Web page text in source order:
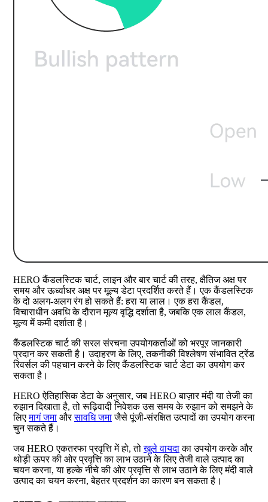
HERO कैंडलस्टिक चार्ट, लाइन और बार चार्ट की तरह, क्षैतिज अक्ष पर
समय और ऊर्ध्वाधर अक्ष पर मूल्य डेटा प्रदर्शित करते हैं। एक कैंडलस्टिक
के दो अलग-अलग रंग हो सकते हैं: हरा या लाल। एक हरा कैंडल,
विचाराधीन अवधि के दौरान मूल्य वृद्धि दर्शाता है, जबकि एक लाल कैंडल,
मूल्य में कमी दर्शाता है।
कैंडलस्टिक चार्ट की सरल संरचना उपयोगकर्ताओं को भरपूर जानकारी
प्रदान कर सकती है। उदाहरण के लिए, तकनीकी विश्लेषण संभावित ट्रेंड
रिवर्सल की पहचान करने के लिए कैंडलस्टिक चार्ट डेटा का उपयोग कर
सकता है।
HERO ऐतिहासिक डेटा के अनुसार, जब HERO बाज़ार मंदी या तेजी का
रुझान दिखाता है, तो रूढ़िवादी निवेशक उस समय के रुझान को समझने के
लिएमागं जमा औरसावधि जमाजैसे पूंजी-संरक्षित उत्पादों का उपयोग करना
चुन सकते हैं।
जब HERO एकतरफा प्रवृत्ति में हो, तोखुले वायदाका उपयोग करके और
थोड़ी ऊपर की ओर प्रवृत्ति का लाभ उठाने के लिए तेजी वाले उत्पाद का
चयन करना, या हल्के नीचे की ओर प्रवृत्ति से लाभ उठाने के लिए मंदी वाले
उत्पाद का चयन करना, बेहतर प्रदर्शन का कारण बन सकता है।